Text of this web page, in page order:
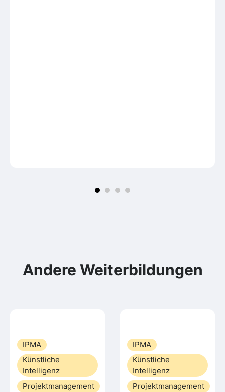
Andere Weiterbildungen
IPMA
Künstliche
Intelligenz
Projektmanagement
IPMA
Künstliche
Intelligenz
Projektmanagement